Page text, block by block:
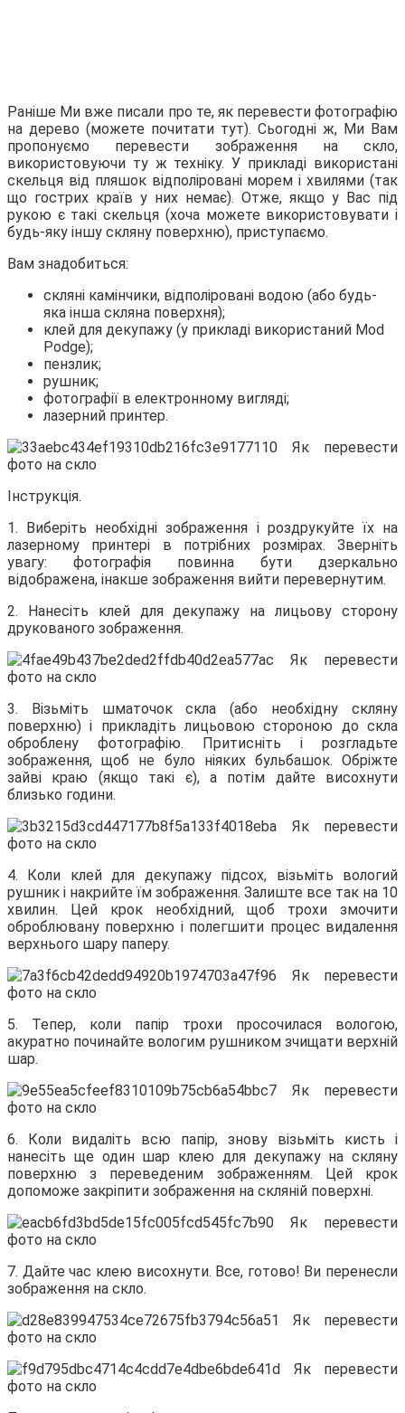
Раніше Ми вже писали про те, як перевести фотографію
на дерево (можете почитати тут). Сьогодні ж, Ми Вам
пропонуємо перевести зображення на скло,
використовуючи ту ж техніку. У прикладі використані
скельця від пляшок відполіровані морем і хвилями (так
що гострих країв у них немає). Отже, якщо у Вас під
рукою є такі скельця (хоча можете використовувати і
будь-яку іншу скляну поверхню), приступаємо.
Вам знадобиться:
скляні камінчики, відполіровані водою (або будь-
яка інша скляна поверхня);
клей для декупажу (у прикладі використаний Mod
Podge);
пензлик;
рушник;
фотографії в електронному вигляді;
лазерний принтер.
Інструкція.
1. Виберіть необхідні зображення і роздрукуйте їх на
лазерному принтері в потрібних розмірах. Зверніть
увагу: фотографія повинна бути дзеркально
відображена, інакше зображення вийти перевернутим.
2. Нанесіть клей для декупажу на лицьову сторону
друкованого зображення.
3. Візьміть шматочок скла (або необхідну скляну
поверхню) і прикладіть лицьовою стороною до скла
оброблену фотографію. Притисніть і розгладьте
зображення, щоб не було ніяких бульбашок. Обріжте
зайві краю (якщо такі є), а потім дайте висохнути
близько години.
4. Коли клей для декупажу підсох, візьміть вологий
рушник і накрийте їм зображення. Залиште все так на 10
хвилин. Цей крок необхідний, щоб трохи змочити
оброблювану поверхню і полегшити процес видалення
верхнього шару паперу.
5. Тепер, коли папір трохи просочилася вологою,
акуратно починайте вологим рушником зчищати верхній
шар.
6. Коли видаліть всю папір, знову візьміть кисть і
нанесіть ще один шар клею для декупажу на скляну
поверхню з переведеним зображенням. Цей крок
допоможе закріпити зображення на скляній поверхні.
7. Дайте час клею висохнути. Все, готово! Ви перенесли
зображення на скло.